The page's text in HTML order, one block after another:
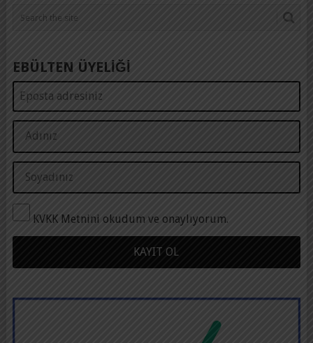
EBÜLTEN ÜYELİĞİ
KVKK Metnini okudum ve onaylıyorum.